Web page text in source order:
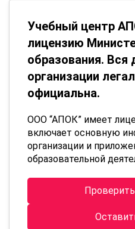
Учебный центр
лицензию
образования. Вся
организации
официальна.
ООО “АПОК” имеет
включает основную
организации и
образовательной